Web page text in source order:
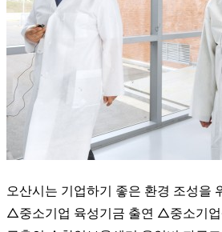
오산시는 기업하기 좋은 환경 조성을
△중소기업 육성기금 출연 △중소기업